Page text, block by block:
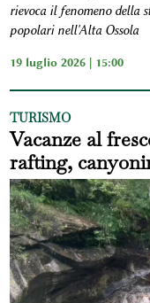
rievoca il fenomeno della
popolari nell'Alta Ossola
19 luglio 2026 | 15:00
TURISMO
Vacanze al
rafting,